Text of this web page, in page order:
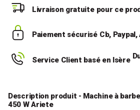
Livraison gratuite pour ce
Paiement sécurisé Cb,
Service Client basé en Isère
Description produit - Machine à
450 W Ariete